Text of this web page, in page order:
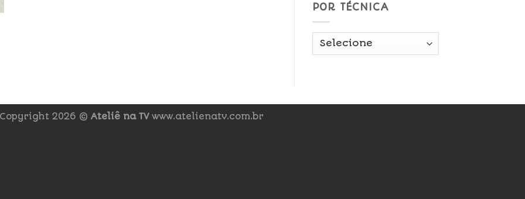
POR TÉCNICA
2026 © Ateliê na TVwww.atelienatv.com.br